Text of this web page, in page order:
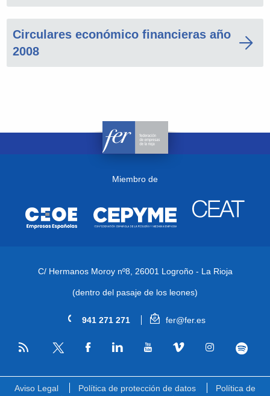
Circulares económico financieras año
2008
Miembro de
C/ Hermanos Moroy nº8, 26001 Logroño - La Rioja
(dentro del pasaje de los leones)
941 271 271 fer@fer.es
RSS
Aviso Legal Política de protección de datos
Política de